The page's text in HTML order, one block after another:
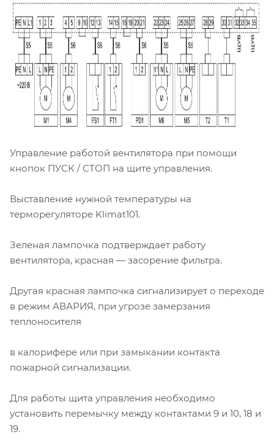
Управление работой вентилятора при помощи
кнопок ПУСК / СТОП на щите управления.
Выставление нужной температуры на
терморегуляторе Klimat101.
Зеленая лампочка подтверждает работу
вентилятора, красная — засорение фильтра.
Другая красная лампочка сигнализирует о переходе
в режим АВАРИЯ, при угрозе замерзания
теплоносителя
в калорифере или при замыкании контакта
пожарной сигнализации.
Для работы щита управления необходимо
установить перемычку между контактами 9 и 10, 18 и
19.